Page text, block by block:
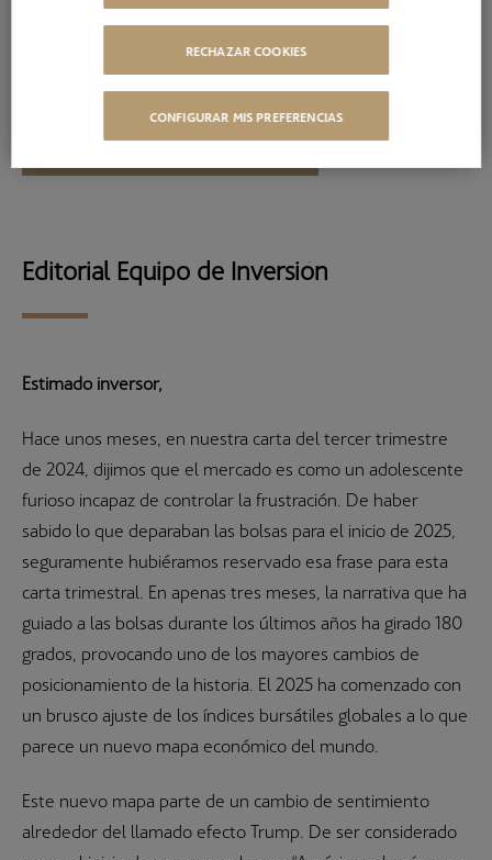
mercados a lo largo del primer trimestre de 2025.
Editorial Equipo de Inversión
Estimado inversor,
Hace unos meses, en nuestra carta del tercer trimestre
de 2024, dijimos que el mercado es como un adolescente
furioso incapaz de controlar la frustración. De haber
sabido lo que deparaban las bolsas para el inicio de 2025,
seguramente hubiéramos reservado esa frase para esta
carta trimestral. En apenas tres meses, la narrativa que ha
guiado a las bolsas durante los últimos años ha girado 180
grados, provocando uno de los mayores cambios de
posicionamiento de la historia. El 2025 ha comenzado con
un brusco ajuste de los índices bursátiles globales a lo que
parece un nuevo mapa económico del mundo.
Este nuevo mapa parte de un cambio de sentimiento
alrededor del llamado efecto Trump. De ser considerado
CONFIGURAR MIS PREFERENCIAS
RECHAZAR COOKIES